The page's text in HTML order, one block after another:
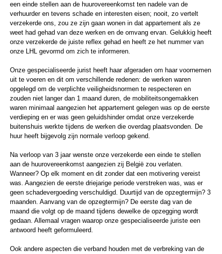
een einde stellen aan de huurovereenkomst ten nadele van de
verhuurder en tevens schade en interesten eisen; nooit, zo vertelt
verzekerde ons, zou ze zijn gaan wonen in dat appartement als ze
weet had gehad van deze werken en de omvang ervan. Gelukkig heeft
onze verzekerde de juiste reflex gehad en heeft ze het nummer van
onze LHL gevormd om zich te informeren.
Onze gespecialiseerde jurist heeft haar afgeraden om haar voornemen
uit te voeren en dit om verschillende redenen: de werken waren
opgelegd om de verplichte veiligheidsnormen te respecteren en
zouden niet langer dan 1 maand duren, de mobiliteitsongemakken
waren minimaal aangezien het appartement gelegen was op de eerste
verdieping en er was geen geluidshinder omdat onze verzekerde
buitenshuis werkte tijdens de werken die overdag plaatsvonden. De
huur heeft bijgevolg zijn normale verloop gekend.
Na verloop van 3 jaar wenste onze verzekerde een einde te stellen
aan de huurovereenkomst aangezien zij België zou verlaten.
Wanneer? Op elk moment en dit zonder dat een motivering vereist
was. Aangezien de eerste driejarige periode verstreken was, was er
geen schadevergoeding verschuldigd. Duurtijd van de opzegtermijn? 3
maanden. Aanvang van de opzegtermijn? De eerste dag van de
maand die volgt op de maand tijdens dewelke de opzegging wordt
gedaan. Allemaal vragen waarop onze gespecialiseerde juriste een
antwoord heeft geformuleerd.
Ook andere aspecten die verband houden met de verbreking van de